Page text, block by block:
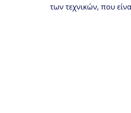
των τεχνικών, που